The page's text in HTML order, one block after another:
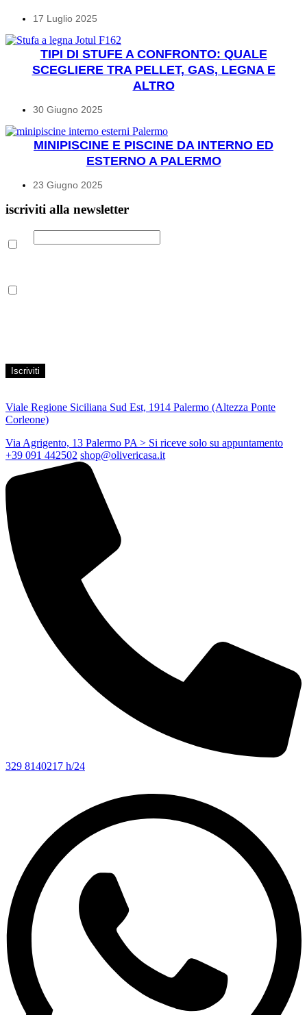
17 Luglio 2025
TIPI DI STUFE A CONFRONTO: QUALE
SCEGLIERE TRA PELLET, GAS, LEGNA E
ALTRO
30 Giugno 2025
MINIPISCINE E PISCINE DA INTERNO ED
ESTERNO A PALERMO
23 Giugno 2025
iscriviti alla newsletter
Viale Regione Siciliana Sud Est, 1914 Palermo (Altezza Ponte
Corleone)
Via Agrigento, 13 Palermo PA > Si riceve solo su appuntamento
+39 091 442502 shop@olivericasa.it
329 8140217 h/24